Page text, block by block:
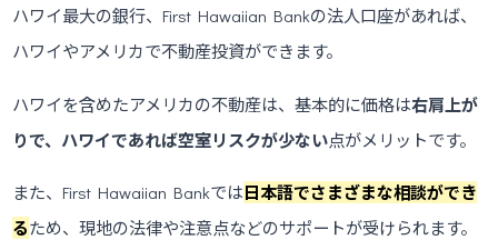
ハワイ最大の銀行、First Hawaiian Bankの法人口座があれば、
ハワイやアメリカで不動産投資ができます。
ハワイを含めたアメリカの不動産は、基本的に価格は右肩上が
りで、ハワイであれば空室リスクが少ない点がメリットです。
また、First Hawaiian Bankでは日本語でさまざまな相談ができ
るため、現地の法律や注意点などのサポートが受けられます。